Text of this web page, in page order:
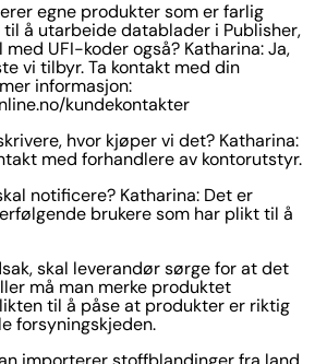
egne produkter som er farlig
til å utarbeide datablader i Publisher,
UFI-koder også? Katharina: Ja,
vi tilbyr. Ta kontakt med din
informasjon:
kundekontakter
hvor kjøper vi det? Katharina:
med forhandlere av kontorutstyr.
notificere? Katharina: Det er
brukere som har plikt til å
skal leverandør sørge for at det
må man merke produktet
til å påse at produkter er riktig
forsyningskjeden.